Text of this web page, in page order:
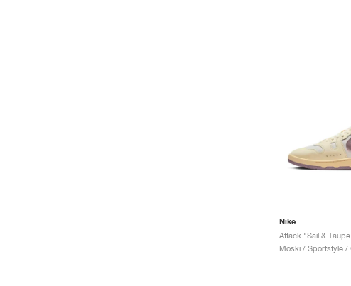
Nike
Attack "Sail &
Moški / Sportstyle /